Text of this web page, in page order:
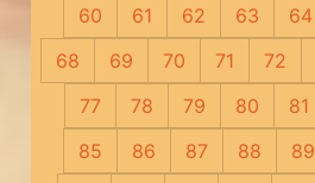
60
61 62 63 64
68
69 70 71 72
77
78 79 80 81
85
86 87 88 89